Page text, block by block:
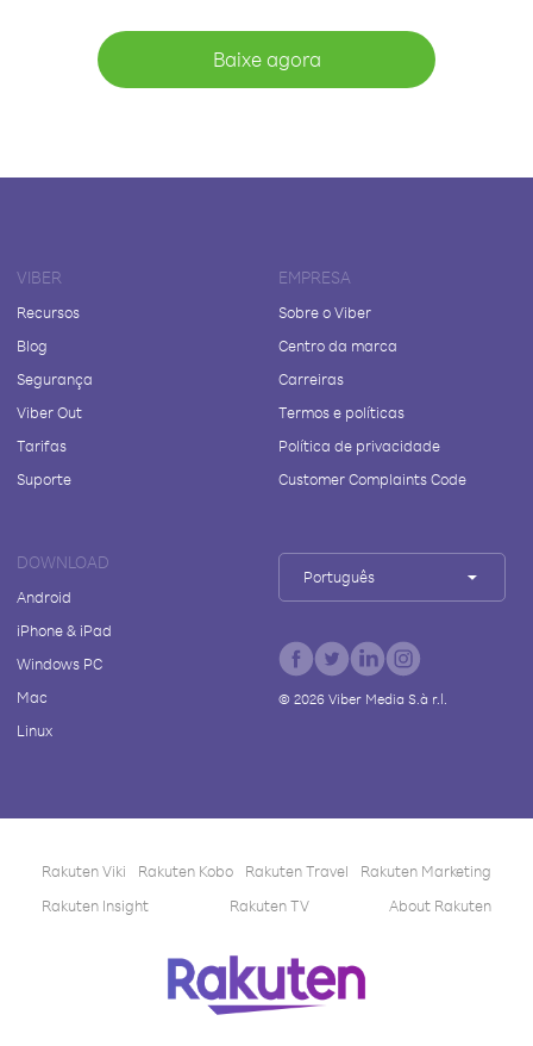
Baixe agora
VIBER
Recursos
Blog
Segurança
Viber Out
Tarifas
Suporte
EMPRESA
Sobre o Viber
Centro da marca
Carreiras
Termos e políticas
Política de privacidade
Customer Complaints Code
DOWNLOAD
Android
iPhone & iPad
Windows PC
Mac
Linux
Português
© 2026Viber Media S.à r.l.
Rakuten Viki Rakuten Kobo Rakuten Travel
Rakuten Marketing
Rakuten Insight
Rakuten TV About Rakuten